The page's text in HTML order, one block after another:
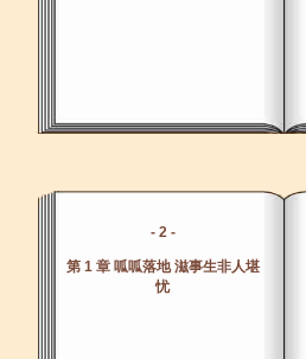
- 2 -
第 1 章 呱呱落地 滋事生非人堪
忧